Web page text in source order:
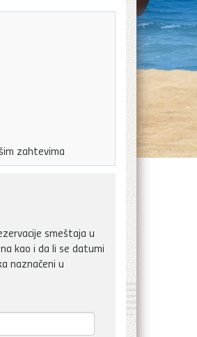
zahtevima
smeštaja u
kao i da li se datumi
naznačeni u